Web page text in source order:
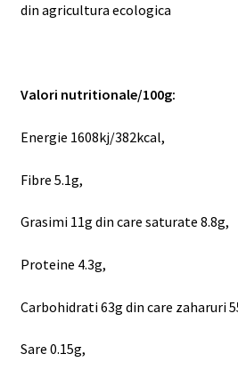
din agricultura ecologica
Valori nutritionale/100g:
Energie 1608kj/382kcal,
Fibre 5.1g,
Grasimi 11g din care saturate 8.8g,
Proteine 4.3g,
Carbohidrati 63g din care zaharuri
Sare 0.15g,